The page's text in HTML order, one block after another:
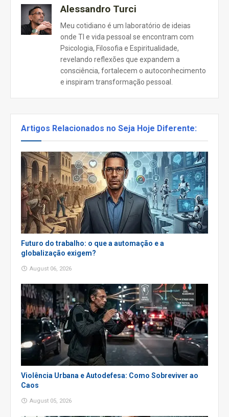
Alessandro Turci
Meu cotidiano é um laboratório de ideias
onde TI e vida pessoal se encontram com
Psicologia, Filosofia e Espiritualidade,
revelando reflexões que expandem a
consciência, fortalecem o autoconhecimento
e inspiram transformação pessoal.
Artigos Relacionados no Seja Hoje Diferente:
Futuro do trabalho: o que a automação e a
globalização exigem?
August 06, 2026
Violência Urbana e Autodefesa: Como Sobreviver ao
Caos
August 05, 2026